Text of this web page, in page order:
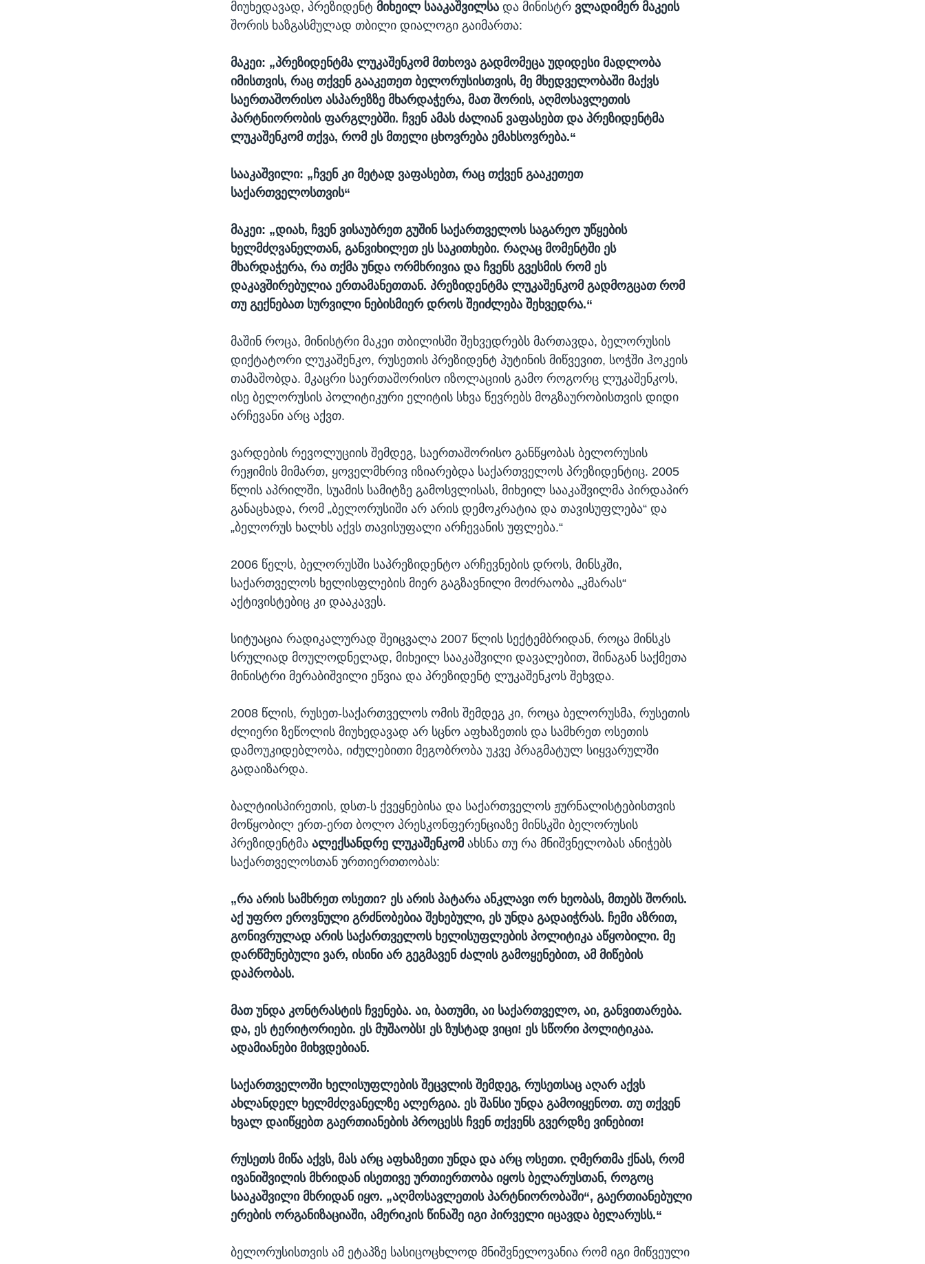
მიუხედავად, პრეზიდენტმიხეილ სააკაშვილსა და მინისტრ ვლადიმერ მაკეის
შორის ხაზგასმულად თბილი დიალოგი გაიმართა:
მაკეი: „პრეზიდენტმა ლუკაშენკომ მთხოვა გადმომეცა უდიდესი მადლობა
იმისთვის, რაც თქვენ გააკეთეთ ბელორუსისთვის, მე მხედველობაში მაქვს
საერთაშორისო ასპარეზზე მხარდაჭერა, მათ შორის, აღმოსავლეთის
პარტნიორობის ფარგლებში. ჩვენ ამას ძალიან ვაფასებთ და პრეზიდენტმა
ლუკაშენკომ თქვა, რომ ეს მთელი ცხოვრება ემახსოვრება.“
სააკაშვილი: „ჩვენ კი მეტად ვაფასებთ, რაც თქვენ გააკეთეთ
საქართველოსთვის“
მაკეი: „დიახ, ჩვენ ვისაუბრეთ გუშინ საქართველოს საგარეო უწყების
ხელმძღვანელთან, განვიხილეთ ეს საკითხები. რაღაც მომენტში ეს
მხარდაჭერა, რა თქმა უნდა ორმხრივია და ჩვენს გვესმის რომ ეს
დაკავშირებულია ერთამანეთთან. პრეზიდენტმა ლუკაშენკომ გადმოგცათ რომ
თუ გექნებათ სურვილი ნებისმიერ დროს შეიძლება შეხვედრა.“
მაშინ როცა, მინისტრი მაკეი თბილისში შეხვედრებს მართავდა, ბელორუსის
დიქტატორი ლუკაშენკო, რუსეთის პრეზიდენტ პუტინის მიწვევით, სოჭში ჰოკეის
თამაშობდა. მკაცრი საერთაშორისო იზოლაციის გამო როგორც ლუკაშენკოს,
ისე ბელორუსის პოლიტიკური ელიტის სხვა წევრებს მოგზაურობისთვის დიდი
არჩევანი არც აქვთ.
ვარდების რევოლუციის შემდეგ, საერთაშორისო განწყობას ბელორუსის
რეჟიმის მიმართ, ყოველმხრივ იზიარებდა საქართველოს პრეზიდენტიც. 2005
წლის აპრილში, სუამის სამიტზე გამოსვლისას, მიხეილ სააკაშვილმა პირდაპირ
განაცხადა, რომ „ბელორუსიში არ არის დემოკრატია და თავისუფლება“ და
„ბელორუს ხალხს აქვს თავისუფალი არჩევანის უფლება.“
2006 წელს, ბელორუსში საპრეზიდენტო არჩევნების დროს, მინსკში,
საქართველოს ხელისფლების მიერ გაგზავნილი მოძრაობა „კმარას“
აქტივისტებიც კი დააკავეს.
სიტუაცია რადიკალურად შეიცვალა 2007 წლის სექტემბრიდან, როცა მინსკს
სრულიად მოულოდნელად, მიხეილ სააკაშვილი დავალებით, შინაგან საქმეთა
მინისტრი მერაბიშვილი ეწვია და პრეზიდენტ ლუკაშენკოს შეხვდა.
2008 წლის, რუსეთ-საქართველოს ომის შემდეგ კი, როცა ბელორუსმა, რუსეთის
ძლიერი ზეწოლის მიუხედავად არ სცნო აფხაზეთის და სამხრეთ ოსეთის
დამოუკიდებლობა, იძულებითი მეგობრობა უკვე პრაგმატულ სიყვარულში
გადაიზარდა.
ბალტიისპირეთის, დსთ-ს ქვეყნებისა და საქართველოს ჟურნალისტებისთვის
მოწყობილ ერთ-ერთ ბოლო პრესკონფერენციაზე მინსკში ბელორუსის
პრეზიდენტმა ალექსანდრე ლუკაშენკომ ახსნა თუ რა მნიშვნელობას ანიჭებს
საქართველოსთან ურთიერთთობას:
„რა არის სამხრეთ ოსეთი? ეს არის პატარა ანკლავი ორ ხეობას, მთებს შორის.
აქ უფრო ეროვნული გრძნობებია შეხებული, ეს უნდა გადაიჭრას. ჩემი აზრით,
გონივრულად არის საქართველოს ხელისუფლების პოლიტიკა აწყობილი. მე
დარწმუნებული ვარ, ისინი არ გეგმავენ ძალის გამოყენებით, ამ მიწების
დაპრობას.
მათ უნდა კონტრასტის ჩვენება. აი, ბათუმი, აი საქართველო, აი, განვითარება.
და, ეს ტერიტორიები. ეს მუშაობს! ეს ზუსტად ვიცი! ეს სწორი პოლიტიკაა.
ადამიანები მიხვდებიან.
საქართველოში ხელისუფლების შეცვლის შემდეგ, რუსეთსაც აღარ აქვს
ახლანდელ ხელმძღვანელზე ალერგია. ეს შანსი უნდა გამოიყენოთ. თუ თქვენ
ხვალ დაიწყებთ გაერთიანების პროცესს ჩვენ თქვენს გვერდზე ვინებით!
რუსეთს მიწა აქვს, მას არც აფხაზეთი უნდა და არც ოსეთი. ღმერთმა ქნას, რომ
ივანიშვილის მხრიდან ისეთივე ურთიერთობა იყოს ბელარუსთან, როგოც
სააკაშვილი მხრიდან იყო. „აღმოსავლეთის პარტნიორობაში“, გაერთიანებული
ერების ორგანიზაციაში, ამერიკის წინაშე იგი პირველი იცავდა ბელარუსს.“
ბელორუსისთვის ამ ეტაპზე სასიცოცხლოდ მნიშვნელოვანია რომ იგი მიწვეული